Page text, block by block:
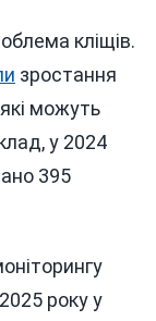
кліщів.
зростання
які можуть
у 2024
395
року у